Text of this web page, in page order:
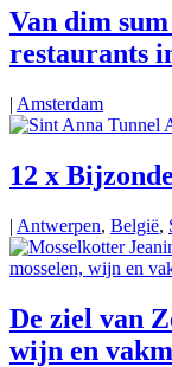
Van dim
restaurants
| Amsterdam
12 x
| Antwerpen, België,
De ziel van
wijn en